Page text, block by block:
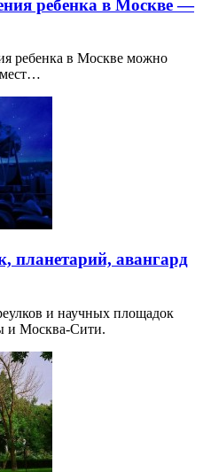
ребенка в Москве —
ребенка в Москве можно
планетарий, авангард
и научных площадок
и Москва-Сити.